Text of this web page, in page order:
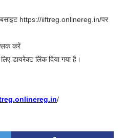
https://iiftreg.onlinereg.in/पर
करें
डायरेक्ट लिंक दिया गया है।
/